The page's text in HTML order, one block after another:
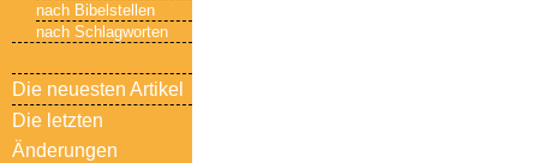
nach Bibelstellen
nach Schlagworten
Die neuesten Artikel
Die letzten
Änderungen